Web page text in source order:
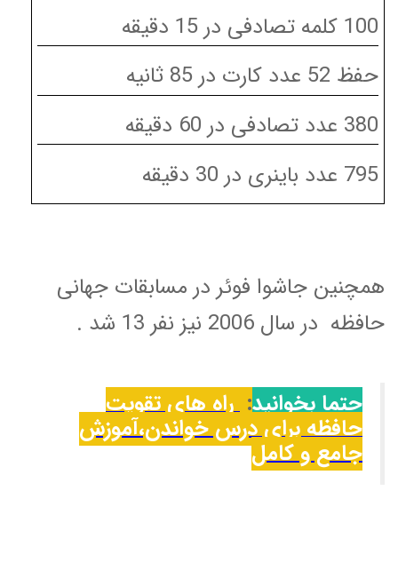
100 کلمه تصادفی در 15 دقیقه
حفظ 52 عدد کارت در 85 ثانیه
380 عدد تصادفی در 60 دقیقه
795 عدد باینری در 30 دقیقه
همچنین جاشوا فوئر در مسابقات جهانی
حافظه در سال 2006 نیز نفر 13 شد .
حتما بخوانید: راه های تقویت
حافظه برای درس خواندن،آموزش
جامع و کامل